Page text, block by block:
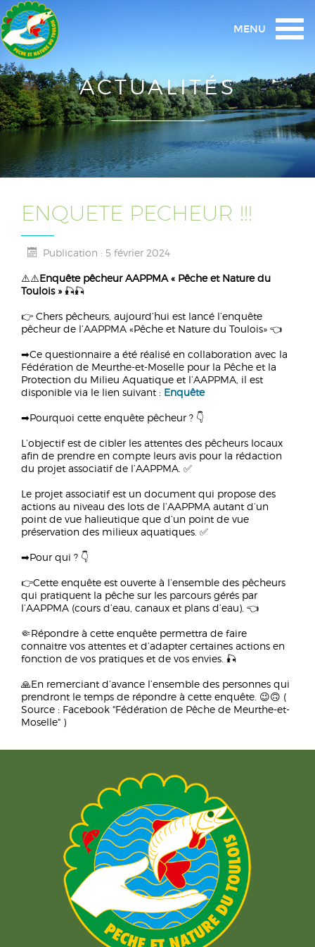
MENU
ACTUALITÉS
ENQUETE PECHEUR !!!
Publication : 5 février 2024
⚠️⚠️Enquête pêcheur AAPPMA « Pêche et Nature du
Toulois »🎣🎣
👉 Chers pêcheurs, aujourd’hui est lancé l’enquête
pêcheur de l’AAPPMA «Pêche et Nature du Toulois» 👈
➡Ce questionnaire a été réalisé en collaboration avec la
Fédération de Meurthe-et-Moselle pour la Pêche et la
Protection du Milieu Aquatique et l’AAPPMA, il est
disponible via le lien suivant : Enquête
➡Pourquoi cette enquête pêcheur ? 👇
L’objectif est de cibler les attentes des pêcheurs locaux
afin de prendre en compte leurs avis pour la rédaction
du projet associatif de l’AAPPMA. ✅
Le projet associatif est un document qui propose des
actions au niveau des lots de l’AAPPMA autant d’un
point de vue halieutique que d’un point de vue
préservation des milieux aquatiques. ✅
➡Pour qui ? 👇
👉Cette enquête est ouverte à l’ensemble des pêcheurs
qui pratiquent la pêche sur les parcours gérés par
l’AAPPMA (cours d’eau, canaux et plans d’eau). 👈
🤏Répondre à cette enquête permettra de faire
connaitre vos attentes et d’adapter certaines actions en
fonction de vos pratiques et de vos envies. 🎣
🙏En remerciant d’avance l’ensemble des personnes qui
prendront le temps de répondre à cette enquête. 😉🙃 (
Source : Facebook "Fédération de Pêche de Meurthe-et-
Moselle" )